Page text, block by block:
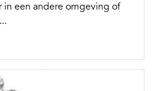
in een andere omgeving of